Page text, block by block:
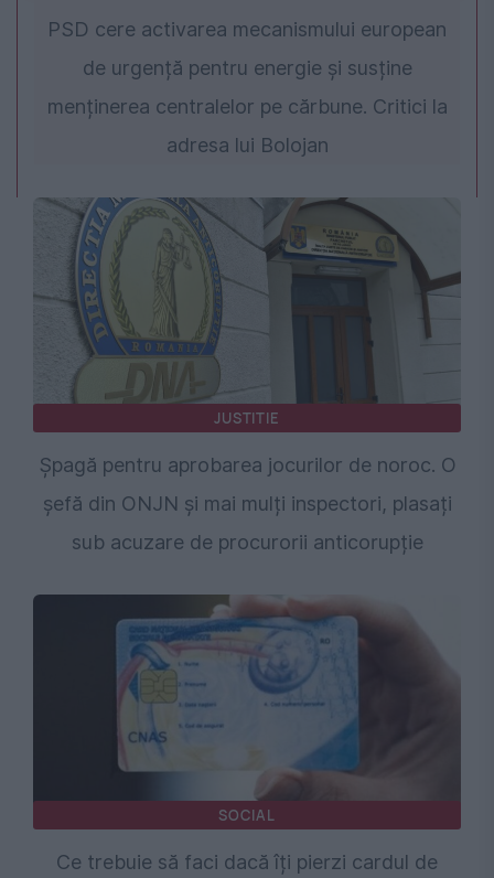
PSD cere activarea mecanismului european
de urgență pentru energie și susține
menținerea centralelor pe cărbune. Critici la
adresa lui Bolojan
JUSTITIE
Șpagă pentru aprobarea jocurilor de noroc. O
șefă din ONJN și mai mulți inspectori, plasați
sub acuzare de procurorii anticorupție
SOCIAL
Ce trebuie să faci dacă îți pierzi cardul de